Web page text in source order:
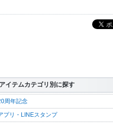
アイテムカテゴリ別に探す
周年記念
プリ・LINEスタンプ